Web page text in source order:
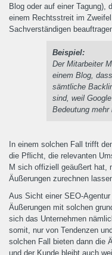
Blog oder auf einer Tagung),
einem Rechtsstreit im
Sachverständigen
Beispiel:
Der Mitarbeiter
einem Blog,
sämtliche
sind, weil
Bedeutung mehr
In einem solchen Fall trifft
die Pflicht, die relevanten
M sich offiziell geäußert hat,
Äußerungen zurechnen
Aus Sicht einer SEO-
Äußerungen mit solchen
sich das Unternehmen
somit, nur von Tendenzen
solchen Fall bieten dann die
und der Kunde bleibt auch